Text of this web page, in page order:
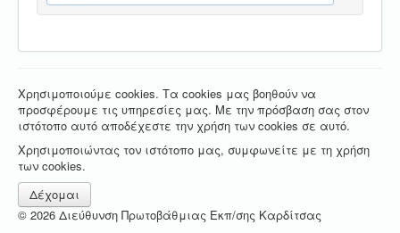
Χρησιμοποιούμε cookies. Τα cookies μας βοηθούν να
προσφέρουμε τις υπηρεσίες μας. Με την πρόσβαση σας στον
ιστότοπο αυτό αποδέχεστε την χρήση των cookies σε αυτό.
Χρησιμοποιώντας τον ιστότοπο μας, συμφωνείτε με τη χρήση
των cookies.
Δέχομαι
© 2026 Διεύθυνση Πρωτοβάθμιας Εκπ/σης Καρδίτσας